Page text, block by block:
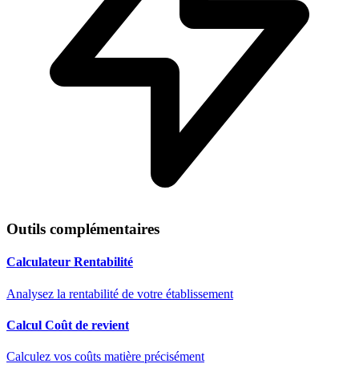
Outils complémentaires
Calculateur Rentabilité
Analysez la rentabilité de votre établissement
Calcul Coût de revient
Calculez vos coûts matière précisément